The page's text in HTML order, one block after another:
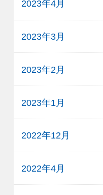
2023年4月
2023年3月
2023年2月
2023年1月
2022年12月
2022年4月